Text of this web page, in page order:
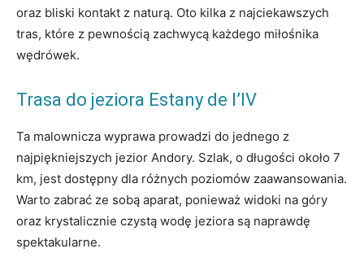
oraz bliski kontakt z naturą. Oto⁤ kilka z najciekawszych
tras, które z pewnością zachwycą każdego miłośnika
wędrówek.
Trasa do jeziora Estany de l’IV
Ta malownicza wyprawa prowadzi do jednego z
najpiękniejszych jezior Andory. Szlak, o długości około‍ 7
km, jest dostępny dla⁤ różnych poziomów zaawansowania.
Warto zabrać ze sobą aparat, ponieważ widoki na góry
⁤oraz krystalicznie czystą wodę jeziora są naprawdę
spektakularne.